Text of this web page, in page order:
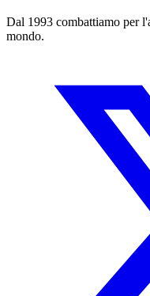
Dal 1993 combattiamo per
mondo.